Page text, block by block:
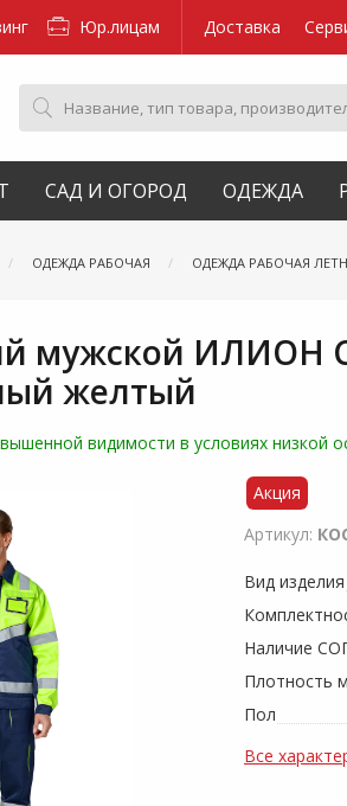
Юр.лицам Доставка
САД И ОГОРОД ОДЕЖДА
ОДЕЖДА РАБОЧАЯ ОДЕЖДА РАБОЧАЯ
мужской ИЛИОН
желтый
видимости в условиях низкой
Акция
Артикул:
Вид изделия
Наличие
Плотность
Пол
Все